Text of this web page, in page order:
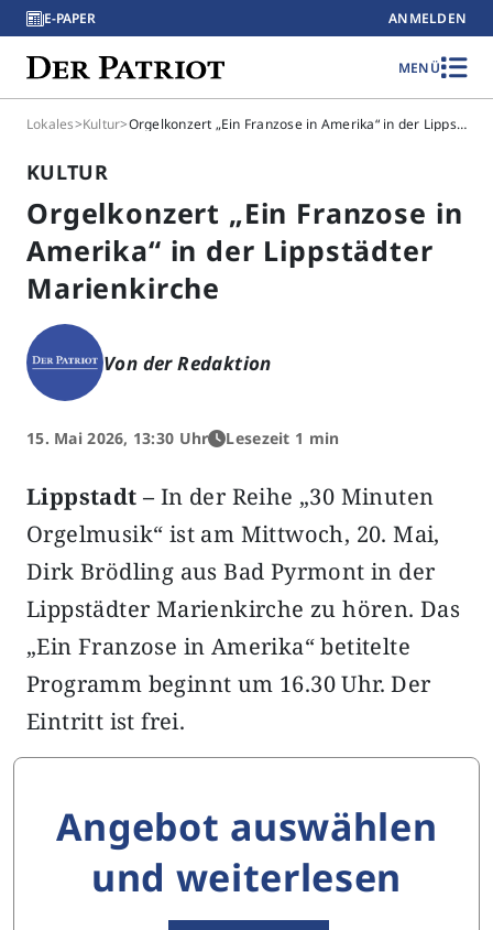
E-PAPER ANMELDEN
MENÜ
Lokales>Kultur> Orgelkonzert „Ein Franzose in Amerika“ in der Lippstädter Marienkirche
KULTUR
Orgelkonzert „Ein Franzose in
Amerika“ in der Lippstädter
Marienkirche
Von der Redaktion
15. Mai 2026, 13:30 Uhr Lesezeit 1 min
Lippstadt – In der Reihe „30 Minuten
Orgelmusik“ ist am Mittwoch, 20. Mai,
Dirk Brödling aus Bad Pyrmont in der
Lippstädter Marienkirche zu hören. Das
„Ein Franzose in Amerika“ betitelte
Programm beginnt um 16.30 Uhr. Der
Eintritt ist frei.
Angebot auswählen
und weiterlesen